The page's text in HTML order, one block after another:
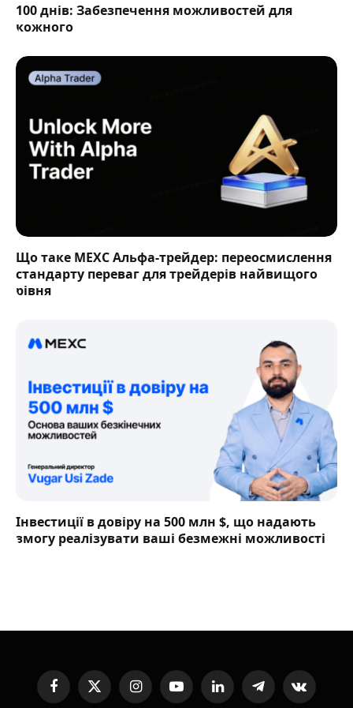
100 днів: Забезпечення можливостей для
кожного
Що таке MEXC Альфа-трейдер: переосмислення
стандарту переваг для трейдерів найвищого
рівня
Інвестиції в довіру на 500 млн $, що надають
змогу реалізувати ваші безмежні можливості
FacebookX
InstagramYouTubeLinkedInTelegramVKontakte